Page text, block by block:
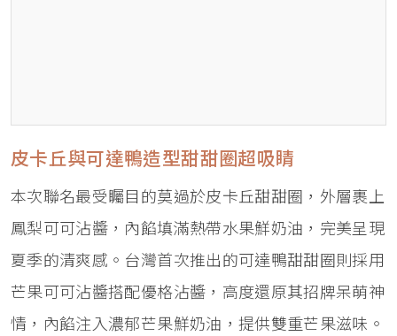
皮卡丘與可達鴨造型甜甜圈超吸睛
本次聯名最受矚目的莫過於皮卡丘甜甜圈，外層裹上
鳳梨可可沾醬，內餡填滿熱帶水果鮮奶油，完美呈現
夏季的清爽感。台灣首次推出的可達鴨甜甜圈則採用
芒果可可沾醬搭配優格沾醬，高度還原其招牌呆萌神
情，內餡注入濃郁芒果鮮奶油，提供雙重芒果滋味。